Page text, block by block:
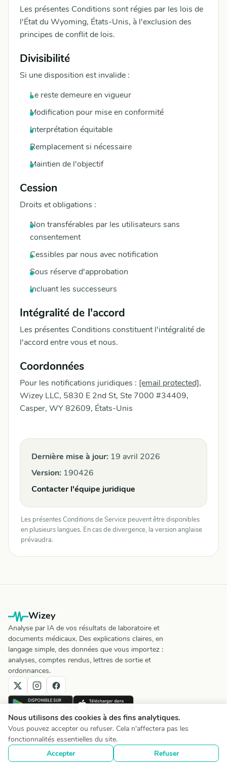
Les présentes Conditions sont régies par les lois de
l'État du Wyoming, États-Unis, à l'exclusion des
principes de conflit de lois.
Divisibilité
Si une disposition est invalide :
Le reste demeure en vigueur
Modification pour mise en conformité
Interprétation équitable
Remplacement si nécessaire
Maintien de l'objectif
Cession
Droits et obligations :
Non transférables par les utilisateurs sans
consentement
Cessibles par nous avec notification
Sous réserve d'approbation
Incluant les successeurs
Intégralité de l'accord
Les présentes Conditions constituent l'intégralité de
l'accord entre vous et nous.
Coordonnées
Pour les notifications juridiques : [email protected],
Wizey LLC, 5830 E 2nd St, Ste 7000 #34409,
Casper, WY 82609, États-Unis
Dernière mise à jour: 19 avril 2026
Version: 190426
Contacter l'équipe juridique
Les présentes Conditions de Service peuvent être disponibles
en plusieurs langues. En cas de divergence, la version anglaise
prévaudra.
Wizey
Analyse par IA de vos résultats de laboratoire et
documents médicaux. Des explications claires, en
langage simple, des données que vous importez :
analyses, comptes rendus, lettres de sortie et
ordonnances.
PRODUIT
Comment ça marche
Ce que nous analysons
Nous utilisons des cookies à des fins analytiques.
Vous pouvez accepter ou refuser. Cela n'affectera pas les
fonctionnalités essentielles du site.
Accepter
Refuser